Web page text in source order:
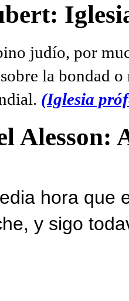
judío, por
la bondad
(Iglesia
Alesson:
hora que
y sigo